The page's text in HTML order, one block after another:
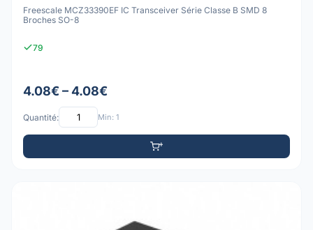
Freescale MCZ33390EF IC Transceiver Série Classe B SMD 8
Broches SO-8
79
4.08€ – 4.08€
Quantité: Min: 1